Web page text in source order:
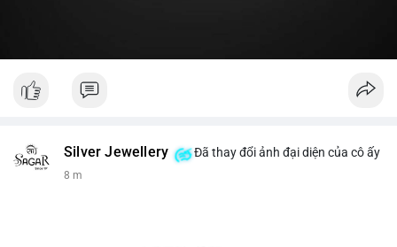
Silver Jewellery Đã thay đổi ảnh đại diện của cô ấy
8 m